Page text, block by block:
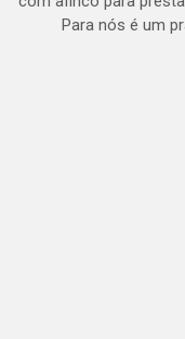
Para nós é um